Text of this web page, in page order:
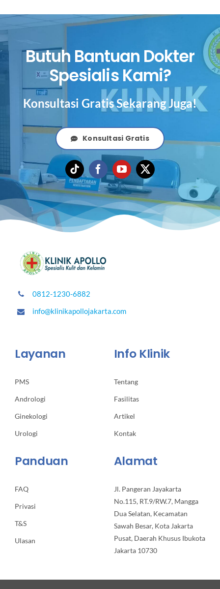
Butuh Bantuan Dokter
Spesialis Kami?
Konsultasi Gratis Sekarang Juga!
Konsultasi Gratis
0812-1230-6882
info@klinikapollojakarta.com
Layanan
PMS
Andrologi
Ginekologi
Urologi
Info Klinik
Tentang
Fasilitas
Artikel
Kontak
Panduan
FAQ
Privasi
T&S
Ulasan
Alamat
Jl. Pangeran Jayakarta
No.115, RT.9/RW.7, Mangga
Dua Selatan, Kecamatan
Sawah Besar, Kota Jakarta
Pusat, Daerah Khusus Ibukota
Jakarta 10730